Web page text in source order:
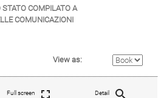
STATO COMPILATO A
COMUNICAZIONI
View as:
Full screen Detail